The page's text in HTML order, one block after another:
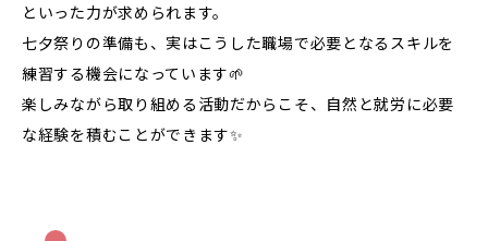
といった力が求められます。
七夕祭りの準備も、実はこうした職場で必要となるスキルを
練習する機会になっています🌱
楽しみながら取り組める活動だからこそ、自然と就労に必要
な経験を積むことができます✨